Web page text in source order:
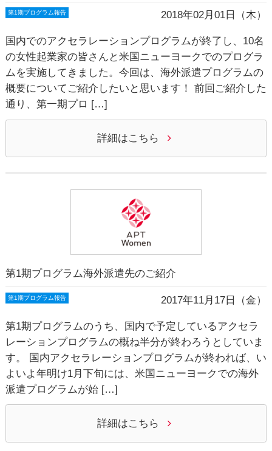
第1期プログラム報告 2018年02月01日（木）
国内でのアクセラレーションプログラムが終了し、10名
の女性起業家の皆さんと米国ニューヨークでのプログラ
ムを実施してきました。今回は、海外派遣プログラムの
概要についてご紹介したいと思います！ 前回ご紹介した
通り、第一期プロ […]
詳細はこちら
第1期プログラム海外派遣先のご紹介
第1期プログラム報告 2017年11月17日（金）
第1期プログラムのうち、国内で予定しているアクセラ
レーションプログラムの概ね半分が終わろうとしていま
す。 国内アクセラレーションプログラムが終われば、い
よいよ年明け1月下旬には、米国ニューヨークでの海外
派遣プログラムが始 […]
詳細はこちら